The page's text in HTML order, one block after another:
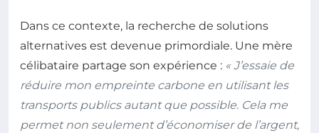
Dans ce contexte, la recherche de solutions
alternatives est devenue primordiale. Une mère
célibataire partage son expérience : « J’essaie de
réduire mon empreinte carbone en utilisant les
transports publics autant que possible. Cela me
permet non seulement d’économiser de l’argent,